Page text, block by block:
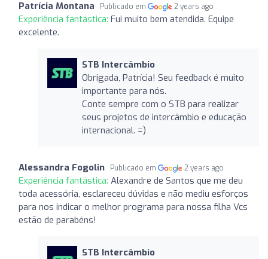
Patrícia Montana Publicado em 2 years ago
Experiência fantástica: Fui muito bem atendida. Equipe
excelente.
STB Intercâmbio
Obrigada, Patrícia! Seu feedback é muito
importante para nós.
Conte sempre com o STB para realizar
seus projetos de intercâmbio e educação
internacional. =)
Alessandra Fogolin Publicado em 2 years ago
Experiência fantástica: Alexandre de Santos que me deu
toda acessória, esclareceu dúvidas e não mediu esforços
para nos indicar o melhor programa para nossa filha Vcs
estão de parabéns!
STB Intercâmbio